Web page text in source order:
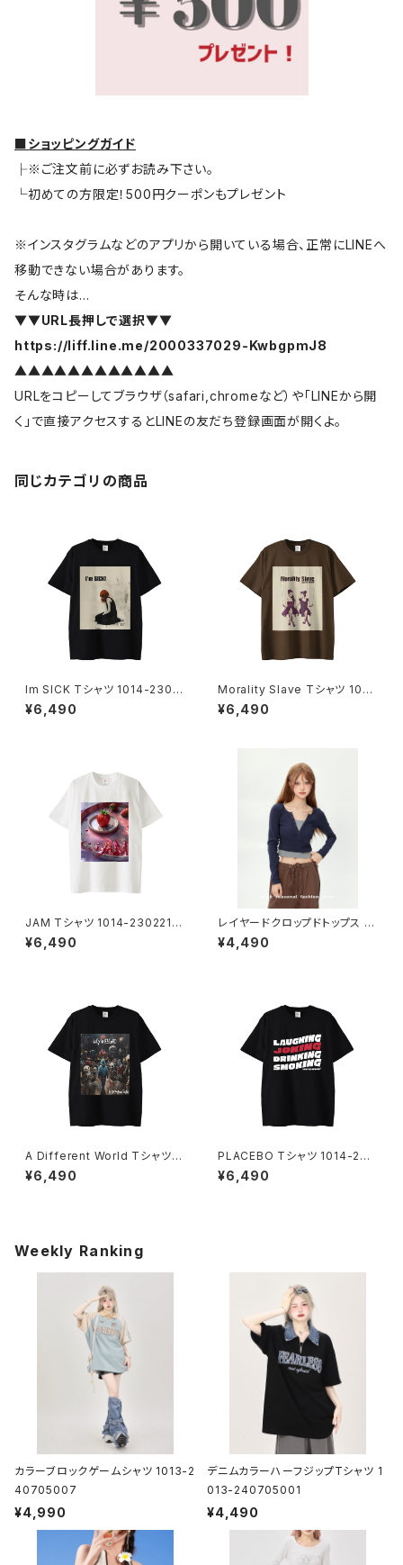
■ショッピングガイド
├※ご注文前に必ずお読み下さい。
└初めての方限定！500円クーポンもプレゼント
※インスタグラムなどのアプリから開いている場合、正常にLINEへ
移動できない場合があります。
そんな時は…
▼▼URL長押しで選択▼▼
https://liff.line.me/2000337029-KwbgpmJ8
▲▲▲▲▲▲▲▲▲▲▲▲
URLをコピーしてブラウザ（safari,chromeなど）や「LINEから開
く」で直接アクセスするとLINEの友だち登録画面が開くよ。
同じカテゴリの商品
Im SICK Tシャツ 1014-2302
21232
¥6,490
Morality Slave Tシャツ 1014
-230221229
¥6,490
JAM Tシャツ 1014-2302212
25
¥6,490
レイヤードクロップドトップス 10
13-240905015
¥4,490
A Different World Tシャツ 1
014-230221222
¥6,490
PLACEBO Tシャツ 1014-230
221209
¥6,490
Weekly Ranking
カラーブロックゲームシャツ 1013-2
40705007
¥4,990
デニムカラーハーフジップTシャツ 1
013-240705001
¥4,490